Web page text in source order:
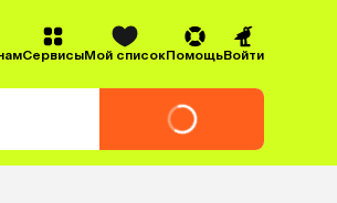
СервисыМой списокПомощьВойти